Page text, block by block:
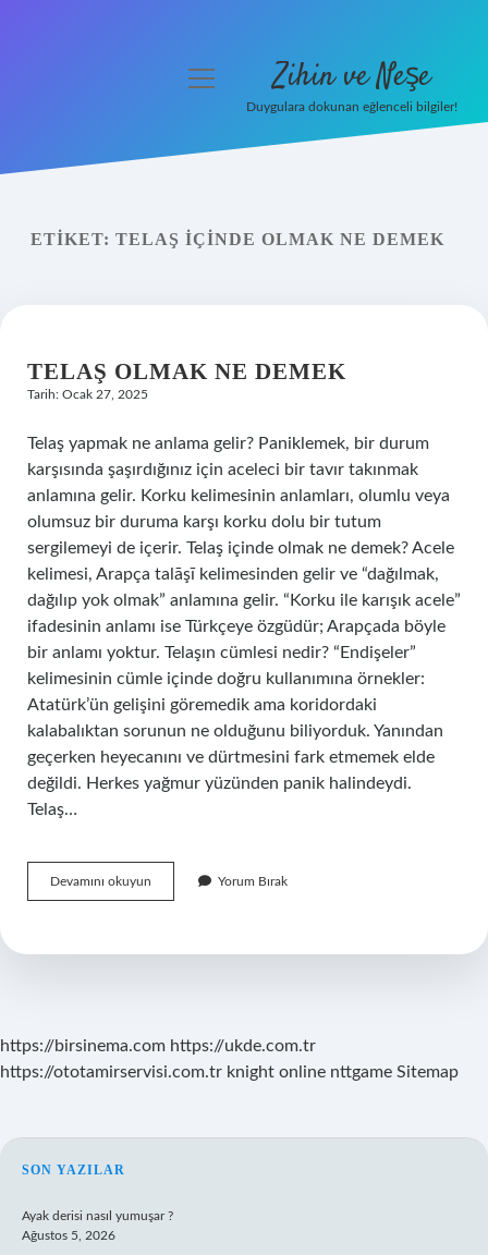
Yasal Uyarı
menüyü
Zihin ve Neşe
Duygulara dokunan eğlenceli bilgiler!
ETIKET: TELAŞ IÇINDE OLMAK NE DEMEK
TELAŞ OLMAK NE DEMEK
Tarih: Ocak 27, 2025
Telaş yapmak ne anlama gelir? Paniklemek, bir durum
karşısında şaşırdığınız için aceleci bir tavır takınmak
anlamına gelir. Korku kelimesinin anlamları, olumlu veya
olumsuz bir duruma karşı korku dolu bir tutum
sergilemeyi de içerir. Telaş içinde olmak ne demek? Acele
kelimesi, Arapça talāşī kelimesinden gelir ve “dağılmak,
dağılıp yok olmak” anlamına gelir. “Korku ile karışık acele”
ifadesinin anlamı ise Türkçeye özgüdür; Arapçada böyle
bir anlamı yoktur. Telaşın cümlesi nedir? “Endişeler”
kelimesinin cümle içinde doğru kullanımına örnekler:
Atatürk’ün gelişini göremedik ama koridordaki
kalabalıktan sorunun ne olduğunu biliyorduk. Yanından
geçerken heyecanını ve dürtmesini fark etmemek elde
değildi. Herkes yağmur yüzünden panik halindeydi.
Telaş…
Devamını okuyun
Olmak
Yorum Bırak
https://birsinema.com https://ukde.com.tr
https://ototamirservisi.com.tr knight online nttgame Sitemap
SIDEBAR
SON YAZILAR
Ayak derisi nasıl yumuşar ?
Ağustos 5, 2026